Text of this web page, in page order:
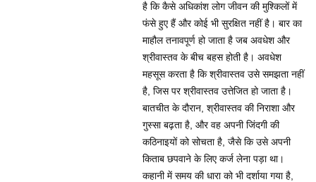
है कि कैसे अधिकांश लोग जीवन की मुश्किलों में
फंसे हुए हैं और कोई भी सुरक्षित नहीं है। बार का
माहौल तनावपूर्ण हो जाता है जब अवधेश और
श्रीवास्तव के बीच बहस होती है। अवधेश
महसूस करता है कि श्रीवास्तव उसे समझता नहीं
है, जिस पर श्रीवास्तव उत्तेजित हो जाता है।
बातचीत के दौरान, श्रीवास्तव की निराशा और
गुस्सा बढ़ता है, और वह अपनी जिंदगी की
कठिनाइयों को सोचता है, जैसे कि उसे अपनी
किताब छपवाने के लिए कर्ज लेना पड़ा था।
कहानी में समय की धारा को भी दर्शाया गया है,